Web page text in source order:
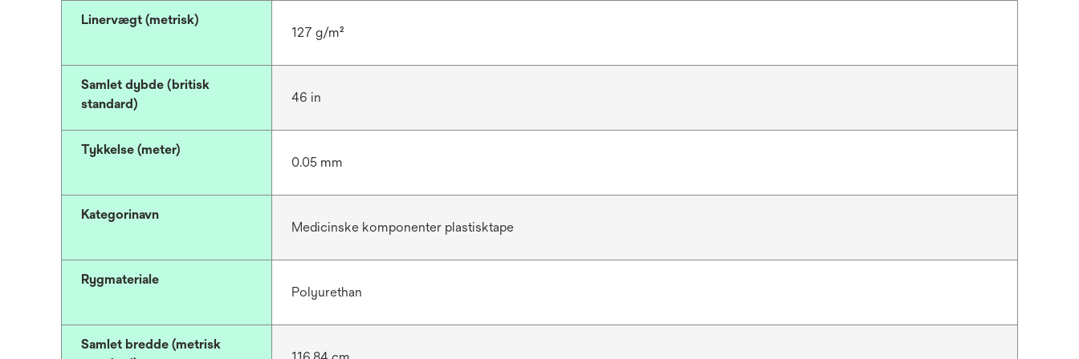
Linervægt (metrisk)
127 g/m²
Samlet dybde (britisk
standard)
46 in
Tykkelse (meter)
0.05 mm
Kategorinavn
Medicinske komponenter plastisktape
Rygmateriale
Polyurethan
Samlet bredde (metrisk